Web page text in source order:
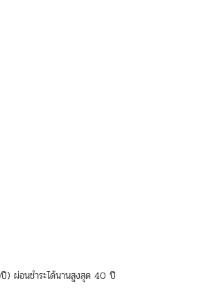
) ผ่อนชำระได้นานสูงสุด 40 ปี